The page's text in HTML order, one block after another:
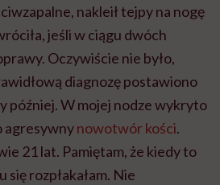
nakleił tejpy na nogę
jeśli w ciągu dwóch
Oczywiście nie było,
diagnozę postawiono
później. W mojej nodze wykryto
agresywnynowotwór kości.
21 lat. Pamiętam, że kiedy to
się rozpłakałam. Nie